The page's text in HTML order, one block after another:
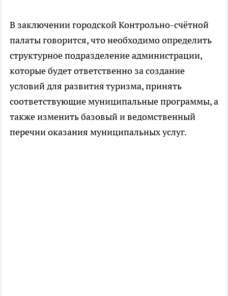
В заключении городской Контрольно-счётной
палаты говорится, что необходимо определить
структурное подразделение администрации,
которые будет ответственно за создание
условий для развития туризма, принять
соответствующие муниципальные программы, а
также изменить базовый и ведомственный
перечни оказания муниципальных услуг.